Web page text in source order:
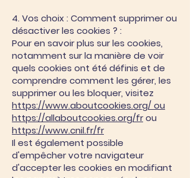
4. Vos choix : Comment supprimer ou
désactiver les cookies ? :
Pour en savoir plus sur les cookies,
notamment sur la manière de voir
quels cookies ont été définis et de
comprendre comment les gérer, les
supprimer ou les bloquer, visitez
https://www.aboutcookies.org/ ou
https://allaboutcookies.org/frou
https://www.cnil.fr/fr
Il est également possible
d'empêcher votre navigateur
d'accepter les cookies en modifiant